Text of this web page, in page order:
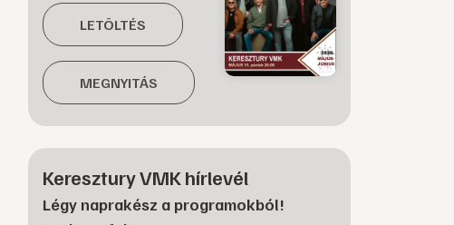
LETÖLTÉS
MEGNYITÁS
Keresztury VMK hírlevél
Légy naprakész a programokból!